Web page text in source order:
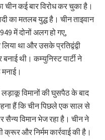
कई बार विरोध कर चुका है।
का मतलब युद्ध है। चीन ताइवान
में दोनों अलग हो गए,
था और उसके प्रतिद्वंद्वी
थी। कम्युनिस्ट पार्टी ने
विमानों की घुसपैठ के बाद
हैं कि चीन पिछले एक साल से
सैन्य विमान भेज रहा है। चीन ने
क्रूर और निर्मम कार्रवाई की है।